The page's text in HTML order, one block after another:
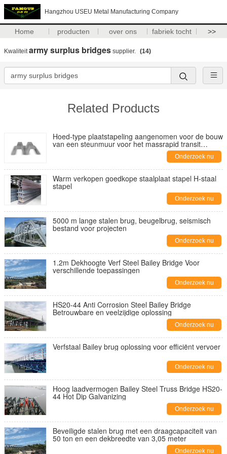
Hangzhou USEU Metal Manufacturing Company
Home producten over ons fabriek tocht >>
Kwaliteitarmy surplus bridges supplier. (14)
Related Products
Hoed-type plaatstapeling aangenomen voor de bouw
van een steunmuur voor het massrapid transit
Onderzoek nu
Warm verkopen goedkope staalplaat stapel H-staal
stapel
Onderzoek nu
5000 m lange stalen brug, beugelbrug, seismisch
bestand voor projecten
Onderzoek nu
1.2m Dekhoogte Verf Steel Bailey Bridge Voor
verschillende toepassingen
Onderzoek nu
HS20-44 Anti Corrosion Steel Bailey Bridge
Betrouwbare en veelzijdige oplossing
Onderzoek nu
Verfstaal Bailey brug oplossing voor efficiënt vervoer
Onderzoek nu
Hoog laadvermogen Bailey Steel Truss Bridge HS20-
44 Hot Dip Galvanizing
Onderzoek nu
Beveiligde stalen brug met een draagcapaciteit van
50 ton en een dekbreedte van 3,05 meter
Onderzoek nu